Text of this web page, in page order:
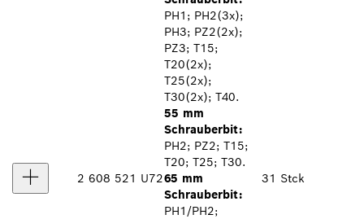
2 608 521 U72
PH1; PH2(3x);
PH3; PZ2(2x);
PZ3; T15;
T20(2x);
T25(2x);
T30(2x); T40.
55 mm
Schrauberbit:
PH2; PZ2; T15;
T20; T25; T30.
65 mm
Schrauberbit:
PH1/PH2;
31 Stck